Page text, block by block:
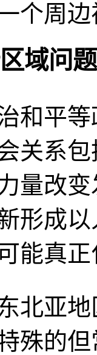
个周
域问题
和平
关系
量改
形成
能真
北亚
殊的